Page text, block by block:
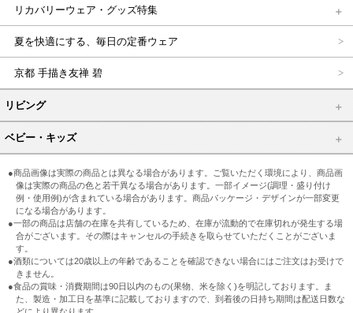
リカバリーウェア・グッズ特集
夏を快適にする、毎日の定番ウェア
京都 手描き友禅 碧
リビング
ベビー・キッズ
●商品画像は実際の商品とは異なる場合があります。ご覧いただく環境により、商品画
像は実際の商品の色と若干異なる場合があります。一部イメージ(調理・盛り付け
例・使用例)が含まれている場合があります。商品パッケージ・デザインが一部変更
になる場合があります。
●一部の商品は店舗の在庫を共有しているため、在庫が流動的で在庫切れが発生する場
合がございます。その際はキャンセルの手続きを取らせていただくことがございま
す。
●酒類については20歳以上の年齢であることを確認できない場合にはご注文はお受けで
きません。
●食品の賞味・消費期間は90日以内のもの(果物、米を除く)を明記しております。ま
た、製造・加工日を基準に記載しておりますので、到着後の日持ち期間は配送日数な